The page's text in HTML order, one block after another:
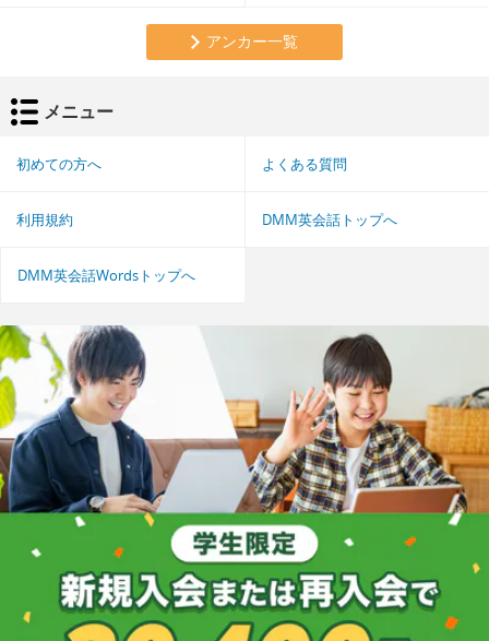
アンカー一覧
メニュー
初めての方へ よくある質問
利用規約 DMM英会話トップへ
DMM英会話Wordsトップへ